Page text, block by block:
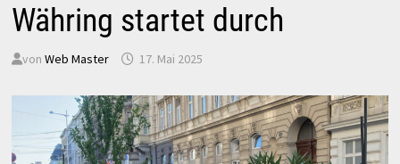
Währing startet durch
vonWeb Master 17. Mai 2025